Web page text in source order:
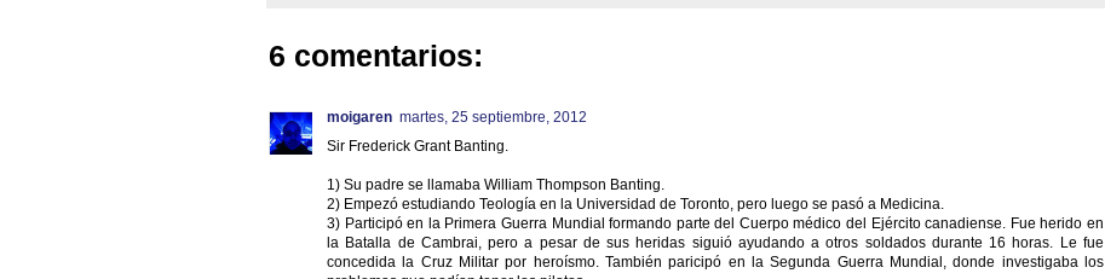
6 comentarios:
moigaren martes, 25 septiembre, 2012
Sir Frederick Grant Banting.
1) Su padre se llamaba William Thompson Banting.
2) Empezó estudiando Teología en la Universidad de Toronto, pero luego se pasó a Medicina.
3) Participó en la Primera Guerra Mundial formando parte del Cuerpo médico del Ejército canadiense. Fue herido en
la Batalla de Cambrai, pero a pesar de sus heridas siguió ayudando a otros soldados durante 16 horas. Le fue
concedida la Cruz Militar por heroísmo. También paricipó en la Segunda Guerra Mundial, donde investigaba los